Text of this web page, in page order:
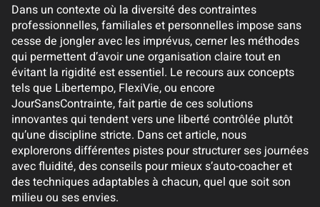
Dans un contexte où la diversité des contraintes
professionnelles, familiales et personnelles impose sans
cesse de jongler avec les imprévus, cerner les méthodes
qui permettent d’avoir une organisation claire tout en
évitant la rigidité est essentiel. Le recours aux concepts
tels que Libertempo, FlexiVie, ou encore
JourSansContrainte, fait partie de ces solutions
innovantes qui tendent vers une liberté contrôlée plutôt
qu’une discipline stricte. Dans cet article, nous
explorerons différentes pistes pour structurer ses journées
avec fluidité, des conseils pour mieux s’auto-coacher et
des techniques adaptables à chacun, quel que soit son
milieu ou ses envies.